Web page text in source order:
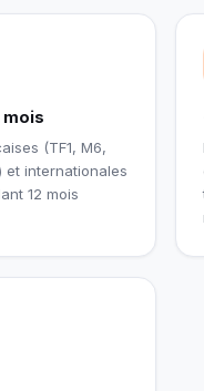
mois
(TF1, M6,
et internationales
12 mois